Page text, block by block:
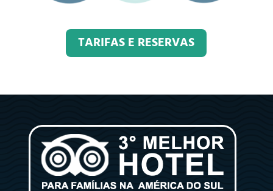
TARIFAS E RESERVAS